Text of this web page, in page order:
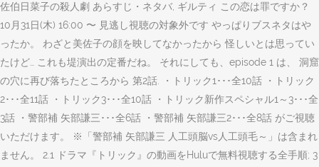
佐伯日菜子の殺人劇 あらすじ・ネタバ, ギルティ この恋は罪ですか？
10月31日(木) 16:00 〜 見逃し視聴の対象外です やっぱりブスネタはや
ったか。 わざと美佐子の顔を映してなかったから 怪しいとは思ってい
たけど… これも堤演出の定番だね。 それにしても、episode 1 は、 洞窟
の穴に再び落ちたところから 第2話. ・トリック1･･･全10話 ・トリック
2･･･全11話 ・トリック3･･･全10話 ・トリック新作スペシャル1～3･･･全
3話 ・警部補 矢部謙三･･･全6話 ・警部補 矢部謙三2･･･全8話 がご視聴
いただけます。 ※「警部補 矢部謙三 人工頭脳vs人工頭毛～」は含まれ
ません。 2.1 ドラマ『トリック』の動画をHuluで無料視聴する全手順; 3